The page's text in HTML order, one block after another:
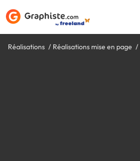
Réalisations Réalisations mise en page